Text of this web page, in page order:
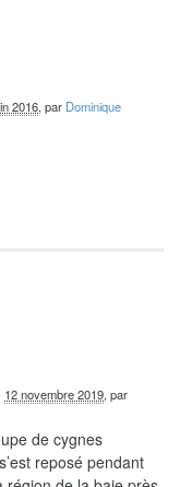
2016, par Dominique
12 novembre 2019, par
de cygnes
reposé pendant